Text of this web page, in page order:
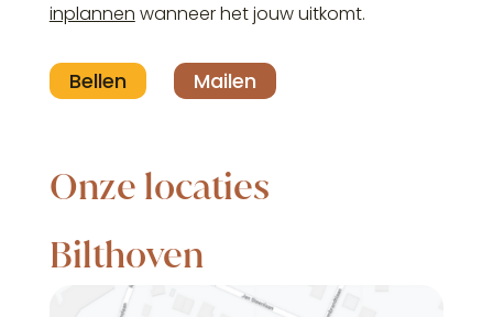
inplannen wanneer het jouw uitkomt.
Bellen Mailen
Onze locaties
Bilthoven